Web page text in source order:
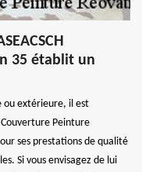
35 établit un
ou extérieure, il est
Couverture Peinture
ses prestations de qualité
Si vous envisagez de lui